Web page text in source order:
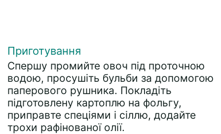
Приготування
Спершу промийте овоч під проточною
водою, просушіть бульби за допомогою
паперового рушника. Покладіть
підготовлену картоплю на фольгу,
приправте спеціями і сіллю, додайте
трохи рафінованої олії.